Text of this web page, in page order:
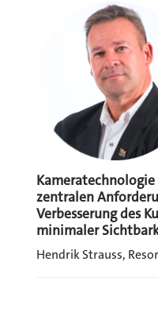
zentralen
Verbesserung des
minimaler
Hendrik Strauss,